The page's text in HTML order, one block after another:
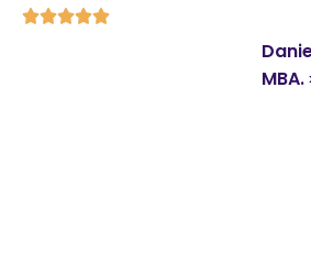

MBA.